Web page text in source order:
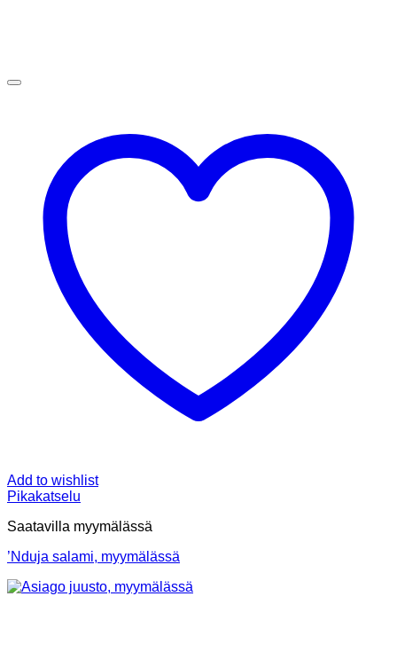
Add to wishlist
Pikakatselu
Saatavilla myymälässä
’Nduja salami, myymälässä